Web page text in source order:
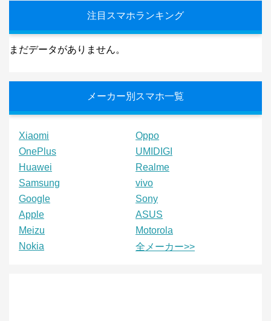
注目スマホランキング
まだデータがありません。
メーカー別スマホ一覧
Xiaomi
Oppo
OnePlus
UMIDIGI
Huawei
Realme
Samsung
vivo
Google
Sony
Apple
ASUS
Meizu
Motorola
Nokia
全メーカー>>